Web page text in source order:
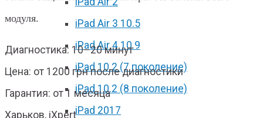
iPad Air 3 10.5
iPad Air 4 10.9
iPad 10.2 (7 поколение)
iPad 10.2 (8 поколение)
iPad 2017
модуля.
Диагностика: 10–20 минут
Цена: от 1200 грн после диагностики
Гарантия: от 1 месяца
Харьков, iXpert